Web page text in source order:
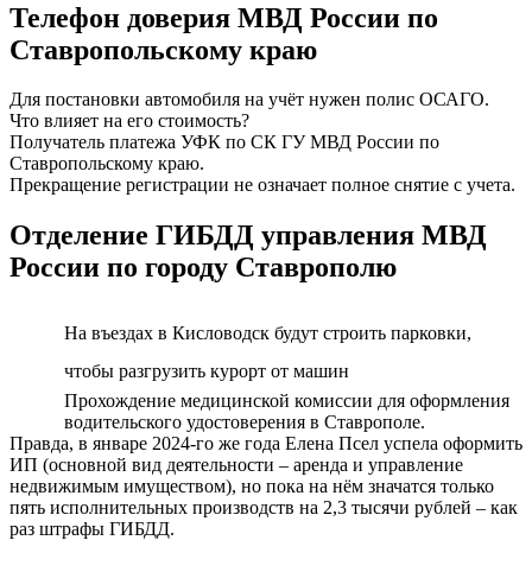
Телефон доверия МВД России по
Ставропольскому краю
Для постановки автомобиля на учёт нужен полис ОСАГО.
Что влияет на его стоимость?
Получатель платежа УФК по СК ГУ МВД России по
Ставропольскому краю.
Прекращение регистрации не означает полное снятие с учета.
Отделение ГИБДД управления МВД
России по городу Ставрополю
На въездах в Кисловодск будут строить парковки,
чтобы разгрузить курорт от машин
Прохождение медицинской комиссии для оформления
водительского удостоверения в Ставрополе.
Правда, в январе 2024-го же года Елена Псел успела оформить
ИП (основной вид деятельности – аренда и управление
недвижимым имуществом), но пока на нём значатся только
пять исполнительных производств на 2,3 тысячи рублей – как
раз штрафы ГИБДД.